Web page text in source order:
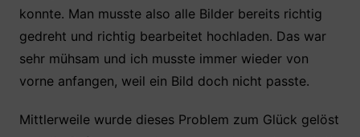
konnte. Man musste also alle Bilder bereits richtig
gedreht und richtig bearbeitet hochladen. Das war
sehr mühsam und ich musste immer wieder von
vorne anfangen, weil ein Bild doch nicht passte.
Mittlerweile wurde dieses Problem zum Glück gelöst